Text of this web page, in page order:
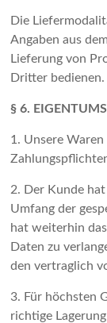
Die
Angaben aus
Lieferung von
Dritter bedienen.
§ 6.
1. Unsere
2. Der Kunde
Umfang der
hat weiterhin
Daten zu
den vertraglich
3. Für höchsten
richtige